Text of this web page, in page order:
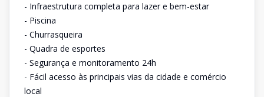
- Infraestrutura completa para lazer e bem-estar
- Piscina
- Churrasqueira
- Quadra de esportes
- Segurança e monitoramento 24h
- Fácil acesso às principais vias da cidade e comércio
local